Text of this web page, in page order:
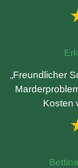
„Freundlicher
Kosten